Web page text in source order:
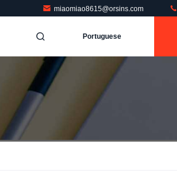
miaomiao8615@orsins.com
Portuguese